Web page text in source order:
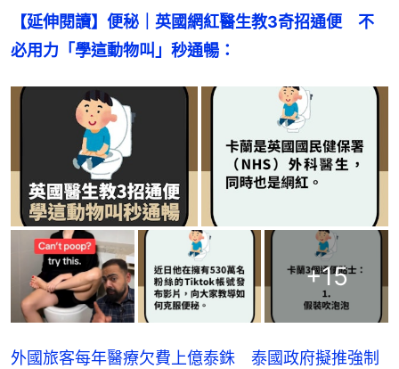
【延伸閱讀】便秘｜英國網紅醫生教3奇招通便　不
必用力「學這動物叫」秒通暢：
+15
外國旅客每年醫療欠費上億泰銖 泰國政府擬推強制